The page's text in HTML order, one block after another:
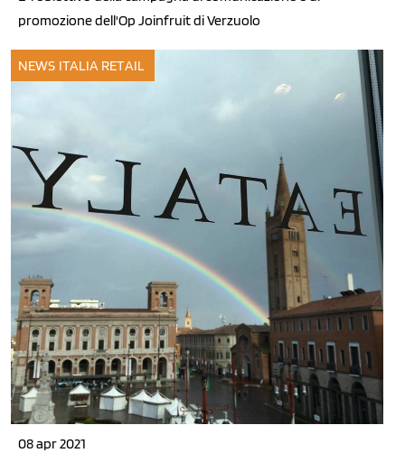
promozione dell'Op Joinfruit di Verzuolo
NEWS ITALIA RETAIL
08 apr 2021